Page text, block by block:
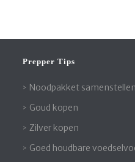
Prepper Tips
Noodpakket samenstellen
Goud kopen
Zilver kopen
Goed houdbare